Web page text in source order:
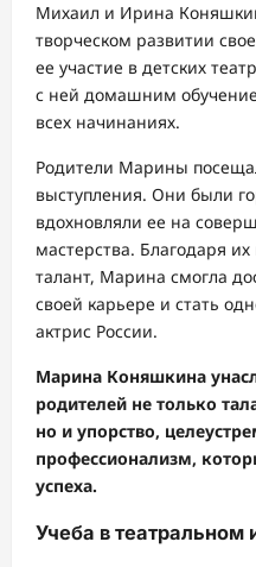
Михаил и Ирина
творческом развитии
ее участие в детских
с ней домашним
всех начинаниях.
Родители Марины
выступления. Они были
вдохновляли ее на
мастерства. Благодаря
талант, Марина смогла
своей карьере и стать
актрис России.
Марина Коняшкина
родителей не только
но и упорство,
профессионализм,
успеха.
Учеба в театральном